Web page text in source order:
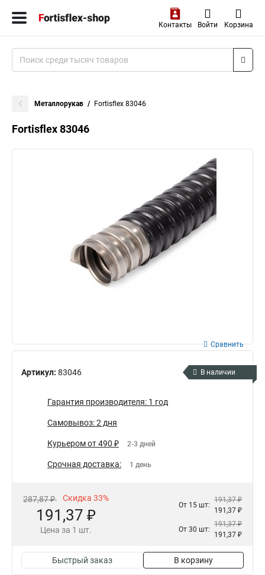
Контакты Войти Корзина
Металлорукав Fortisflex 83046
Fortisflex 83046
Артикул: 83046
Сравнить
В наличии
Гарантия производителя: 1 год
Самовывоз: 2 дня
Курьером от 490 ₽ 2-3 дней
Срочная доставка: 1 день
287,87 ₽ Скидка 33%
191,37 ₽
Цена за 1 шт.
От 15 шт:
191,37 ₽
191,37 ₽
От 30 шт:
191,37 ₽
191,37 ₽
Быстрый заказ В корзину